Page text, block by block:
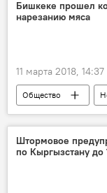
Бишкеке прошел
нарезанию мяса
11 марта 2018, 14:37
Общество
Бишкек
бешбармак
книга рекордов
Штормовое
по Кыргызстану до